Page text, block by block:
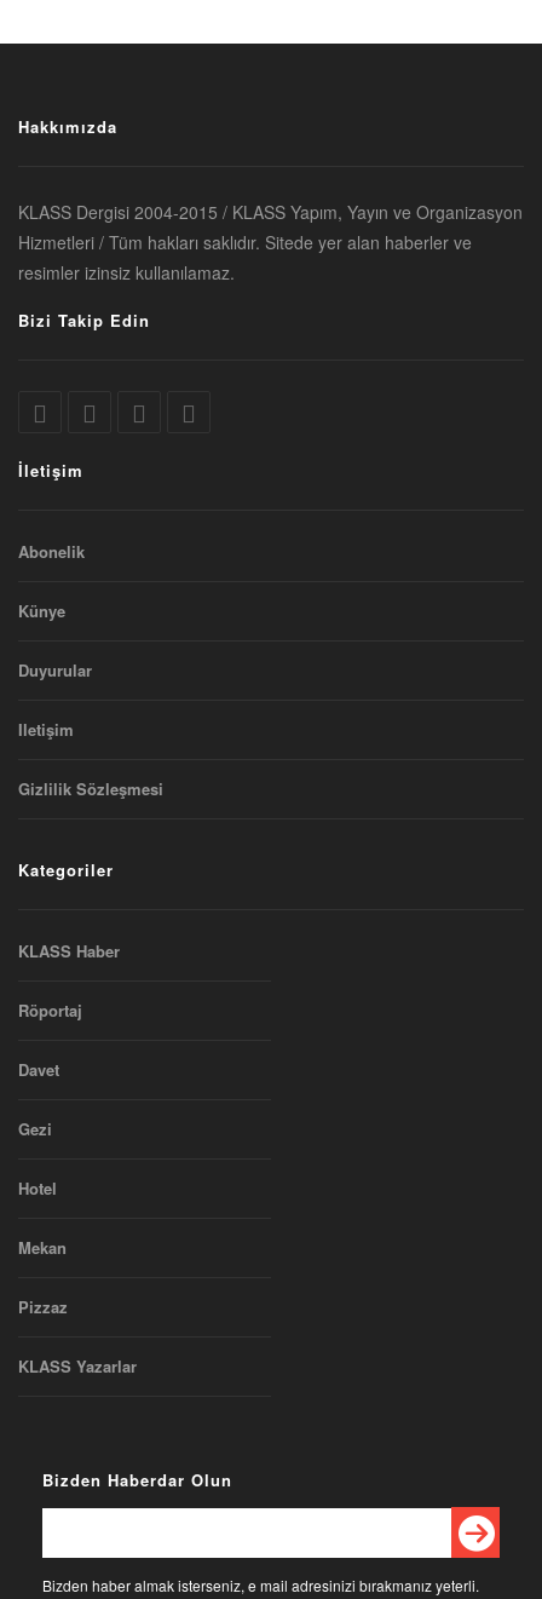
Hakkımızda
KLASS Dergisi 2004-2015 / KLASS Yapım, Yayın ve Organizasyon
Hizmetleri / Tüm hakları saklıdır. Sitede yer alan haberler ve
resimler izinsiz kullanılamaz.
Bizi Takip Edin
İletişim
Abonelik
Künye
Duyurular
Iletişim
Gizlilik Sözleşmesi
Kategoriler
KLASS Haber
Röportaj
Davet
Gezi
Hotel
Mekan
Pizzaz
KLASS Yazarlar
Bizden Haberdar Olun
Bizden haber almak isterseniz, e mail adresinizi bırakmanız yeterli.